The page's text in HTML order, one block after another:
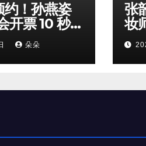
约！孙燕姿
开票 10 秒全
罄 朵朵
张
妆
守
双